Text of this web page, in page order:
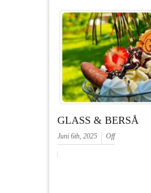
GLASS & BERSÅ
Juni 6th, 2025 Off